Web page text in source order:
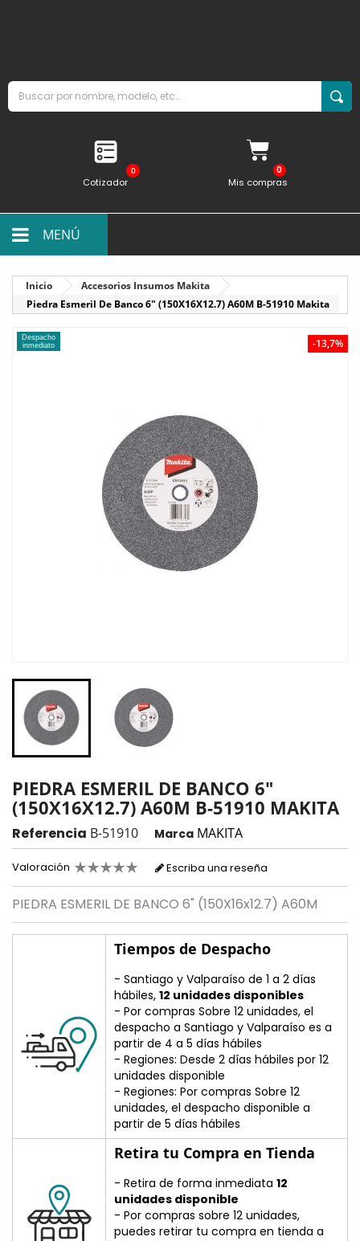
0
Cotizador Mis compras
MENÚ
Inicio
Accesorios Insumos Makita
Piedra Esmeril De Banco 6" (150X16X12.7) A60M B-51910 Makita
-13,7%
Despacho
inmediato
PIEDRA ESMERIL DE BANCO 6"
(150X16X12.7) A60M B-51910 MAKITA
Referencia B-51910 Marca MAKITA
Valoración Escriba una reseña
PIEDRA ESMERIL DE BANCO 6" (150X16x12.7) A60M
Tiempos de Despacho
- Santiago y Valparaíso de 1 a 2 días
hábiles, 12 unidades disponibles
- Por compras Sobre 12 unidades, el
despacho a Santiago y Valparaíso es a
partir de 4 a 5 días hábiles
- Regiones: Desde 2 días hábiles por 12
unidades disponible
- Regiones: Por compras Sobre 12
unidades, el despacho disponible a
partir de 5 días hábiles
Retira tu Compra en Tienda
- Retira de forma inmediata 12
unidades disponible
- Por compras sobre 12 unidades,
puedes retirar tu compra en tienda a